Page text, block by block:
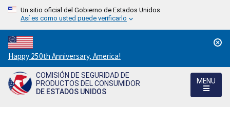
Un sitio oficial del Gobierno de Estados Unidos
Así es como usted puede verificarlo
Countdown
to
America's
250th
Happy 250th Anniversary, America!
COMISIÓN DE SEGURIDAD DE
PRODUCTOS DEL CONSUMIDOR
DE ESTADOS UNIDOS
MENU